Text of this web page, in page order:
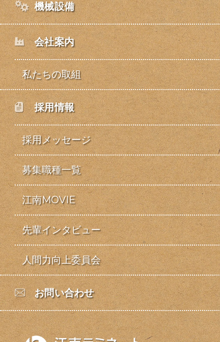
機械設備
会社案内
私たちの取組
採用情報
採用メッセージ
募集職種一覧
江南MOVIE
先輩インタビュー
人間力向上委員会
お問い合わせ